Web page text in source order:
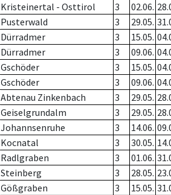
Kristeinertal - Osttirol 3 02.06.
Pusterwald 3 29.05.
Dürradmer 3 15.05.
Dürradmer 3 09.06.
Gschöder 3 15.05.
Gschöder 3 09.06.
Abtenau Zinkenbach 3 29.05.
Geiselgrundalm 3 29.05.
Johannsenruhe 3 14.06.
Kocnatal 3 30.05.
Radlgraben 3 01.06.
Steinberg 3 28.05.
Gößgraben 3 15.05.